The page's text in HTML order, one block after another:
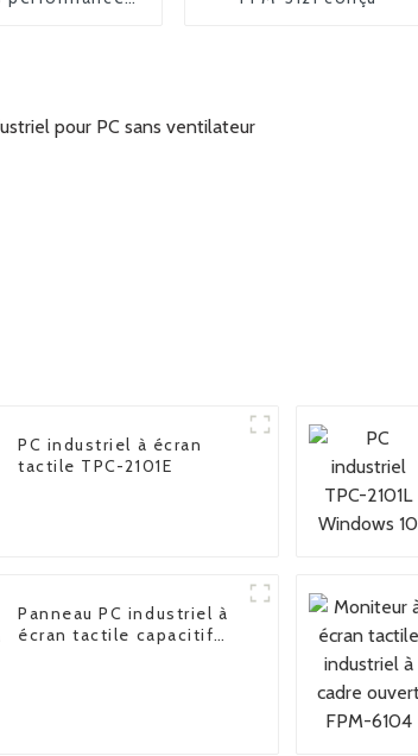
PC industriel à écran
tactile TPC-2101E
Panneau PC industriel à
écran tactile capacitif